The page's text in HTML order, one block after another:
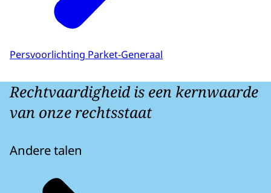
Persvoorlichting Parket-Generaal
Rechtvaardigheid is een kernwaarde
van onze rechtsstaat
Andere talen